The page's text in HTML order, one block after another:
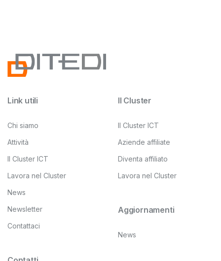
Link utili
Chi siamo
Attività
Il Cluster ICT
Lavora nel Cluster
News
Newsletter
Contattaci
Il Cluster
Il Cluster ICT
Aziende affiliate
Diventa affiliato
Lavora nel Cluster
Aggiornamenti
News